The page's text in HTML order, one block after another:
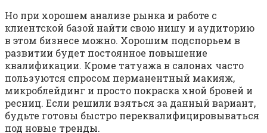
Но при хорошем анализе рынка и работе с
клиентской базой найти свою нишу и аудиторию
в этом бизнесе можно. Хорошим подспорьем в
развитии будет постоянное повышение
квалификации. Кроме татуажа в салонах часто
пользуются спросом перманентный макияж,
микроблейдинг и просто покраска хной бровей и
ресниц. Если решили взяться за данный вариант,
будьте готовы быстро переквалифицировываться
под новые тренды.